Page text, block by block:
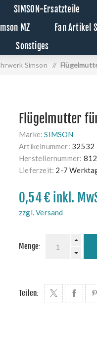
SIMSON-Ersatzteile
MZ
Fan Artikel
Sonstiges
Simson /
Flügelmutter
Marke: SIMSON
Artikelnummer: 32532
Herstellernummer:
Lieferzeit: 2-7
0,54 € inkl.
zzgl. Versand
Menge:
Teilen: